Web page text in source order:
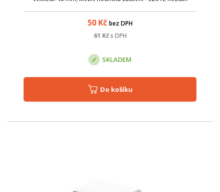
50 Kč bez DPH
61 Kč s DPH
SKLADEM
Do košíku